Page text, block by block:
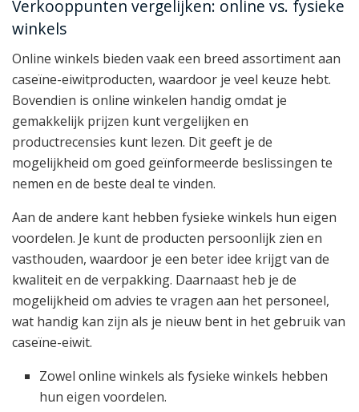
Verkooppunten vergelijken: online vs. fysieke
winkels
Online winkels bieden vaak een breed assortiment aan
caseïne-eiwitproducten, waardoor je veel keuze hebt.
Bovendien is online winkelen handig omdat je
gemakkelijk prijzen kunt vergelijken en
productrecensies kunt lezen. Dit geeft je de
mogelijkheid om goed geïnformeerde beslissingen te
nemen en de beste deal te vinden.
Aan de andere kant hebben fysieke winkels hun eigen
voordelen. Je kunt de producten persoonlijk zien en
vasthouden, waardoor je een beter idee krijgt van de
kwaliteit en de verpakking. Daarnaast heb je de
mogelijkheid om advies te vragen aan het personeel,
wat handig kan zijn als je nieuw bent in het gebruik van
caseïne-eiwit.
Zowel online winkels als fysieke winkels hebben
hun eigen voordelen.